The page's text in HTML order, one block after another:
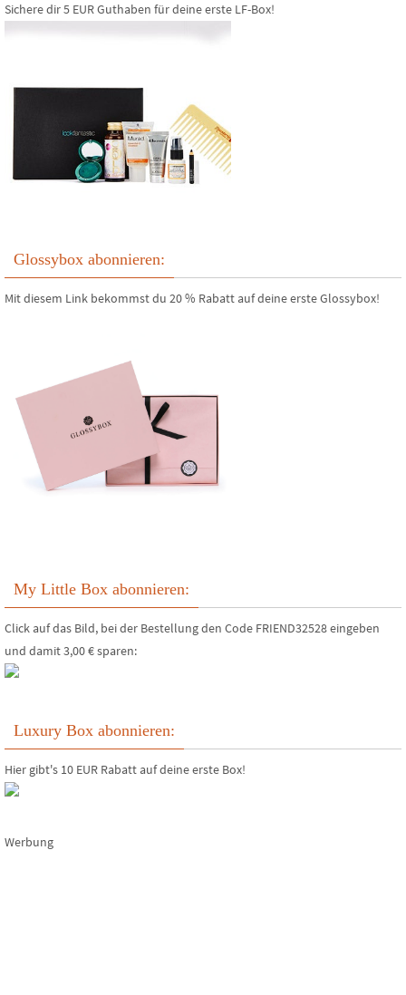
Sichere dir 5 EUR Guthaben für deine erste LF-Box!
Glossybox abonnieren:
Mit diesem Link bekommst du 20 % Rabatt auf deine erste Glossybox!
My Little Box abonnieren:
Click auf das Bild, bei der Bestellung den Code FRIEND32528 eingeben
und damit 3,00 € sparen:
Luxury Box abonnieren:
Hier gibt's 10 EUR Rabatt auf deine erste Box!
Werbung